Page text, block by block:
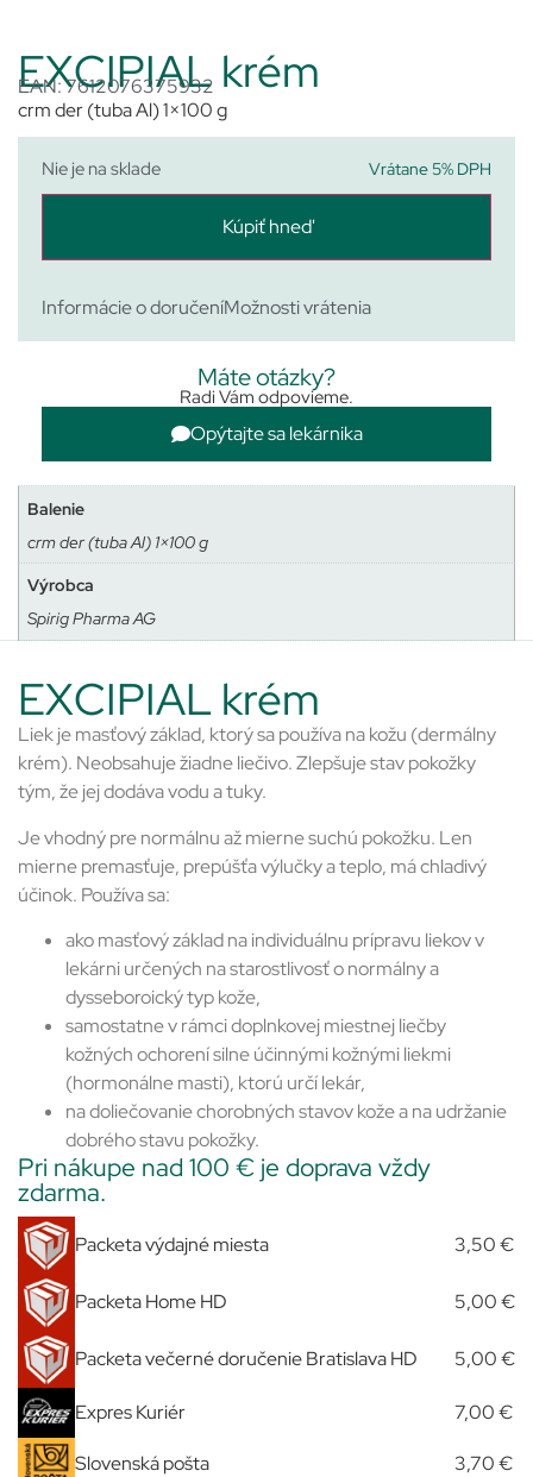
EXCIPIAL krém
EAN: 7612076375932
crm der (tuba Al) 1×100 g
Nie je na sklade Vrátane 5% DPH
Kúpiť hneď
Informácie o doručeníMožnosti vrátenia
Máte otázky?
Radi Vám odpovieme.
Opýtajte sa lekárnika
Balenie
crm der (tuba Al) 1×100 g
Výrobca
Spirig Pharma AG
EXCIPIAL krém
Liek je masťový základ, ktorý sa používa na kožu (dermálny
krém). Neobsahuje žiadne liečivo. Zlepšuje stav pokožky
tým, že jej dodáva vodu a tuky.
Je vhodný pre normálnu až mierne suchú pokožku. Len
mierne premasťuje, prepúšťa výlučky a teplo, má chladivý
účinok. Používa sa:
ako masťový základ na individuálnu prípravu liekov v
lekárni určených na starostlivosť o normálny a
dysseboroický typ kože,
samostatne v rámci doplnkovej miestnej liečby
kožných ochorení silne účinnými kožnými liekmi
(hormonálne masti), ktorú určí lekár,
na doliečovanie chorobných stavov kože a na udržanie
dobrého stavu pokožky.
Pri nákupe nad 100 € je doprava vždy
zdarma.
Packeta výdajné miesta 3,50 €
Packeta Home HD 5,00 €
Packeta večerné doručenie Bratislava HD 5,00 €
Expres Kuriér 7,00 €
Slovenská pošta
3,70 €